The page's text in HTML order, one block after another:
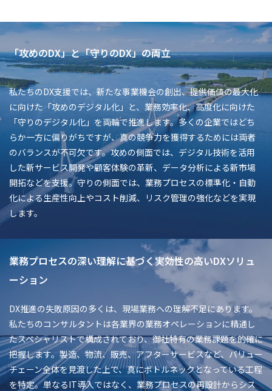
「攻めのDX」と「守りのDX」の両立
私たちのDX支援では、新たな事業機会の創出、提供価値の最大化
に向けた「攻めのデジタル化」と、業務効率化、高度化に向けた
「守りのデジタル化」を両輪で推進します。多くの企業ではどち
らか一方に偏りがちですが、真の競争力を獲得するためには両者
のバランスが不可欠です。攻めの側面では、デジタル技術を活用
した新サービス開発や顧客体験の革新、データ分析による新市場
開拓などを支援。守りの側面では、業務プロセスの標準化・自動
化による生産性向上やコスト削減、リスク管理の強化などを実現
します。
業務プロセスの深い理解に基づく実効性の高いDXソリュ
ーション
DX推進の失敗原因の多くは、現場業務への理解不足にあります。
私たちのコンサルタントは各業界の業務オペレーションに精通し
たスペシャリストで構成されており、御社特有の業務課題を的確に
把握します。製造、物流、販売、アフターサービスなど、バリュー
チェーン全体を見渡した上で、真にボトルネックとなっている工程
を特定。単なるIT導入ではなく、業務プロセスの再設計からシス